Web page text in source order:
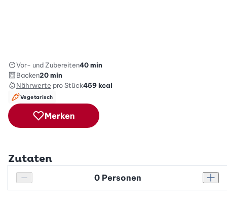
Vor- und Zubereiten40 min
Backen20 min
Nährwerte pro Stück459kcal
Vegetarisch
Merken
Zutaten
Personenanzahl verringern
Personenanzahl